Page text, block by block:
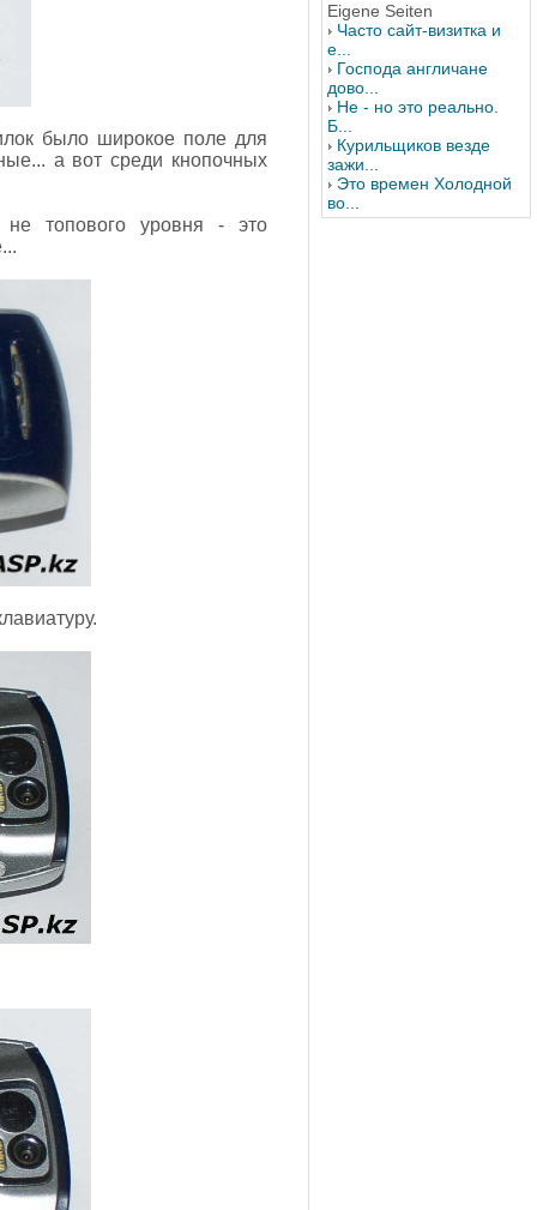
было широкое поле для
а вот среди кнопочных
топового уровня - это
Eigene Seiten
Часто сайт-визитка и
е...
Господа англичане
дово...
Не - но это реально.
Б...
Курильщиков везде
зажи...
Это времен Холодной
во...